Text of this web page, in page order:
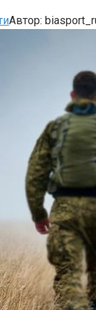
Автор: